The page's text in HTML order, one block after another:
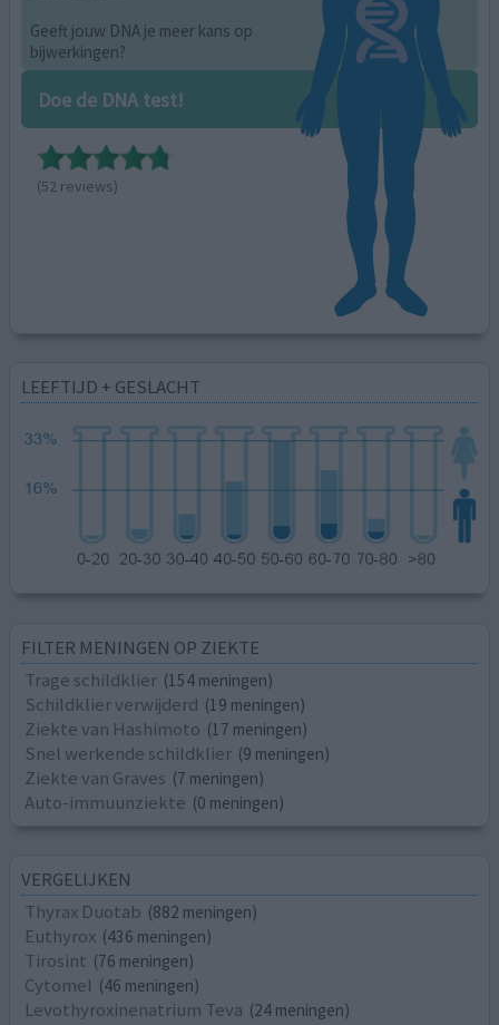
Geeft jouw DNA je meer kans op
bijwerkingen?
Doe de DNA test!
(52 reviews)
LEEFTIJD + GESLACHT
FILTER MENINGEN OP ZIEKTE
Trage schildklier (154 meningen)
Schildklier verwijderd (19 meningen)
Ziekte van Hashimoto (17 meningen)
Snel werkende schildklier (9 meningen)
Ziekte van Graves (7 meningen)
Auto-immuunziekte (0 meningen)
VERGELIJKEN
Thyrax Duotab (882 meningen)
Euthyrox (436 meningen)
Tirosint (76 meningen)
Cytomel (46 meningen)
Levothyroxinenatrium Teva (24 meningen)